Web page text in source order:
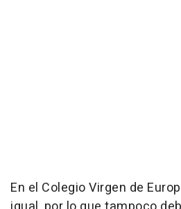
En el Colegio Virgen de